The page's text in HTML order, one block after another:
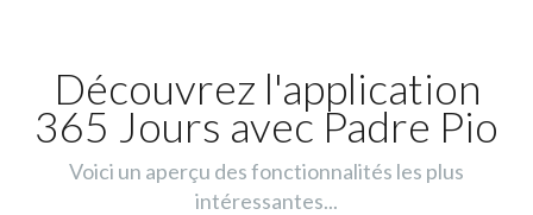
Découvrez l'application
365 Jours avec Padre Pio
Voici un aperçu des fonctionnalités les plus
intéressantes...